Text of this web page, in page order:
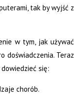
tak by wyjść z
w tym, jak używać
doświadczenia. Teraz
się:
chorób.